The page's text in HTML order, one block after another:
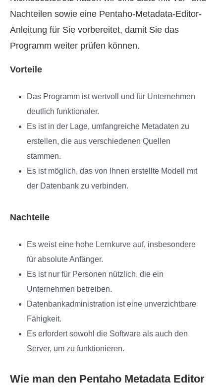
Nachteilen sowie eine Pentaho-Metadata-Editor-
Anleitung für Sie vorbereitet, damit Sie das
Programm weiter prüfen können.
Vorteile
Das Programm ist wertvoll und für Unternehmen
deutlich funktionaler.
Es ist in der Lage, umfangreiche Metadaten zu
erstellen, die aus verschiedenen Quellen
stammen.
Es ist möglich, das von Ihnen erstellte Modell mit
der Datenbank zu verbinden.
Nachteile
Es weist eine hohe Lernkurve auf, insbesondere
für absolute Anfänger.
Es ist nur für Personen nützlich, die ein
Unternehmen betreiben.
Datenbankadministration ist eine unverzichtbare
Fähigkeit.
Es erfordert sowohl die Software als auch den
Server, um zu funktionieren.
Wie man den Pentaho Metadata Editor